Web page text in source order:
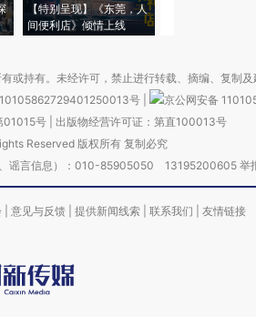
【特别呈现】《东莞，人
间便利店》倾情上线
持有。未经许可，禁止进行转载、摘编、复制及
号
京公网安备
01015号| 出版物经营许可证：第直100013号
Reserved 版权所有 复制必究
谣言信息）：010-85905050 13195200605 举
意见与反馈 提供新闻线索 联系我们 友情链接